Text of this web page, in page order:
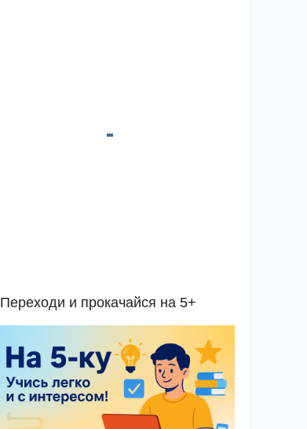
Переходи и прокачайся на 5+